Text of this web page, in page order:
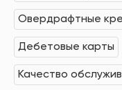
Овердрафтные
Дебетовые карты
Качество